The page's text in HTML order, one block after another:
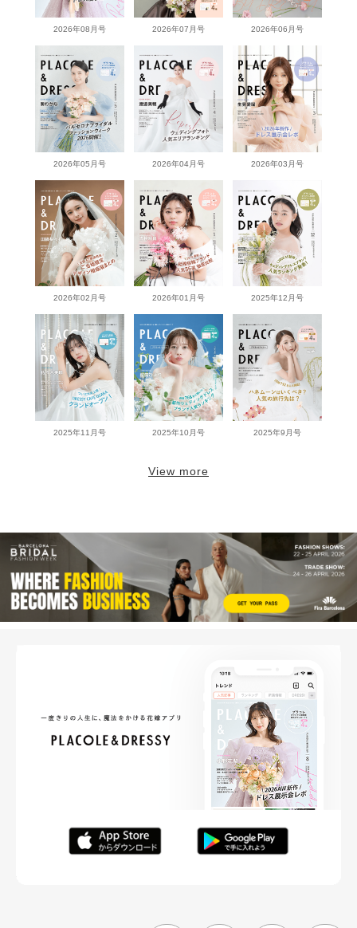
2026年08月号 2026年07月号 2026年06月号
2026年05月号 2026年04月号 2026年03月号
2026年02月号 2026年01月号 2025年12月号
2025年11月号 2025年10月号 2025年9月号
View more